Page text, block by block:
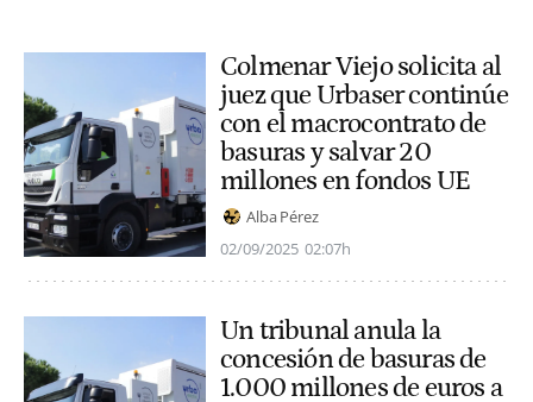
Colmenar Viejo solicita al
juez que Urbaser continúe
con el macrocontrato de
basuras y salvar 20
millones en fondos UE
Alba Pérez
02/09/2025 02:07h
Un tribunal anula la
concesión de basuras de
1.000 millones de euros a